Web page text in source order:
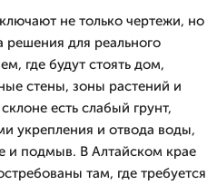
не только чертежи, но
решения для реального
где будут стоять дом,
стены, зоны растений и
есть слабый грунт,
укрепления и отвода воды,
и подмыв. В Алтайском крае
там, где требуется